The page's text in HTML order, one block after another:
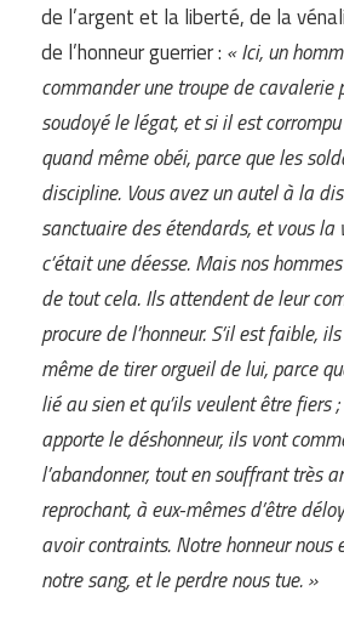
de l’argent et la liberté, de la
de l’honneur guerrier : « Ici, un
commander une troupe de cavalerie
soudoyé le légat, et si il est
quand même obéi, parce que les
discipline. Vous avez un autel à la
sanctuaire des étendards, et vous la
c’était une déesse. Mais nos
de tout cela. Ils attendent de leur
procure de l’honneur. S’il est faible,
même de tirer orgueil de lui, parce
lié au sien et qu’ils veulent être fiers
apporte le déshonneur, ils vont
l’abandonner, tout en souffrant très
reprochant, à eux-mêmes d’être
avoir contraints. Notre honneur nous
notre sang, et le perdre nous tue. »